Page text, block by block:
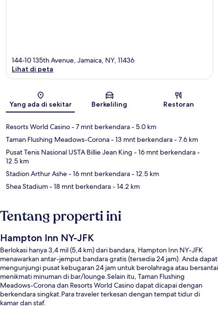
Peta
144-10 135th Avenue, Jamaica, NY, 11436
Lihat di peta
Yang ada di sekitar Berkeliling Restoran
Resorts World Casino- 7 mnt berkendara- 5.0 km
Taman Flushing Meadows-Corona- 13 mnt berkendara- 7.6 km
Pusat Tenis Nasional USTA Billie Jean King - 16 mnt berkendara-
12.5 km
Stadion Arthur Ashe- 16 mnt berkendara- 12.5 km
Shea Stadium- 18 mnt berkendara- 14.2 km
Tentang properti ini
Hampton Inn NY-JFK
Berlokasi hanya 3,4 mil (5,4 km) dari bandara, Hampton Inn NY-JFK
menawarkan antar-jemput bandara gratis (tersedia 24 jam). Anda dapat
mengunjungi pusat kebugaran 24 jam untuk berolahraga atau bersantai
menikmati minuman di bar/lounge.Selain itu, Taman Flushing
Meadows-Corona dan Resorts World Casino dapat dicapai dengan
berkendara singkat.Para traveler terkesan dengan tempat tidur di
kamar dan staf.